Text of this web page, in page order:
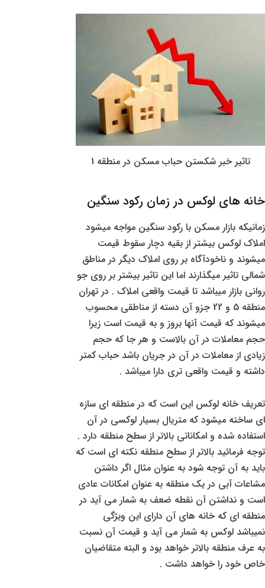
تاثیر خبر شکستن حباب مسکن در منطقه 1
خانه های لوکس در زمان رکود سنگین
زمانیکه بازار مسکن با رکود سنگین مواجه میشود
املاک لوکس بیشتر از بقیه دچار سقوط قیمت
میشوند و ناخودآگاه بر روی املاک دیگر در مناطق
شمالی تاثیر میگذارند اما این تاثیر بیشتر بر روی جو
روانی بازار میباشد تا قیمت واقعی املاک . در تهران
منطقه 5 و 22 جزو آن دسته از مناطقی محسوب
میشوند که قیمت آنها بروز و به قیمت است زیرا
حجم معاملات در آن بالاست و هر جا که حجم
زیادی از معاملات در آن در جریان باشد حباب کمتر
داشته و قیمت واقعی تری دارا میباشد .
تعریف خانه لوکس این است که در منطقه ای سازه
ای ساخته میشود که متریال بسیار لوکسی در آن
استفاده شده و امکاناتی بالاتر از سطح منطقه دارد .
توجه فرمائید بالاتر از سطح منطقه نکته ای است که
باید به آن توجه شود به عنوان مثال اگر داشتن
مشاعات آبی در یک منطقه به عنوان امکانات عادی
است و نداشتن آن نقطه ضعف به شمار می آید در
منطقه ای که خانه های آن دارای این ویژگی
نمیباشد لوکس به شمار می آید و قیمت آن نسبت
به عرف منطقه بالاتر خواهد بود و البته متقاضیان
خاص خود را خواهد داشت .